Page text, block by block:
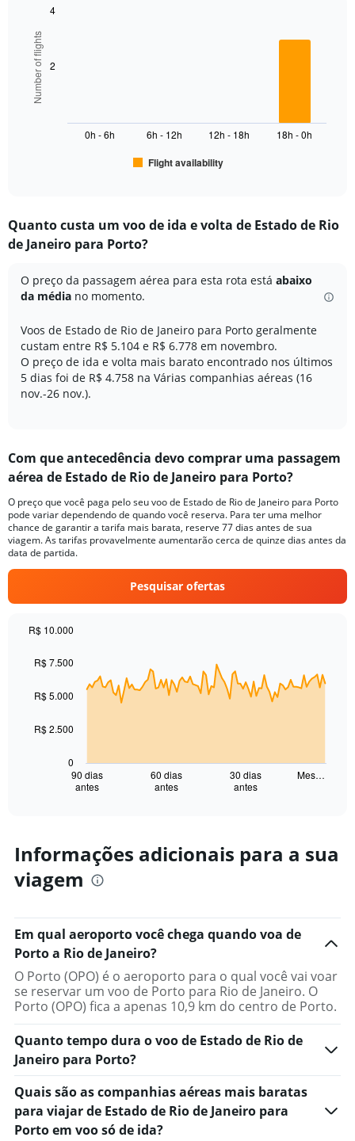
axis
displaying
values.
Range:
chart
with
bars.
The
Range:
6
The
chart
has
Y
axis
displaying
Number
of
to
4.
graphic.
Number of flights
Flight availability
0h - 6h 6h - 12h 12h - 18h 18h - 0h
2
4
Quanto custa um voo de ida e volta de Estado de Rio
de Janeiro para Porto?
O preço da passagem aérea para esta rota está abaixo
da média no momento.
Voos de Estado de Rio de Janeiro para Porto geralmente
custam entre R$ 5.104 e R$ 6.778 em novembro.
O preço de ida e volta mais barato encontrado nos últimos
5 dias foi de R$ 4.758 na Várias companhias aéreas (16
nov.-26 nov.).
Com que antecedência devo comprar uma passagem
aérea de Estado de Rio de Janeiro para Porto?
O preço que você paga pelo seu voo de Estado de Rio de Janeiro para Porto
pode variar dependendo de quando você reserva. Para ter uma melhor
chance de garantir a tarifa mais barata, reserve 77 dias antes de sua
viagem. As tarifas provavelmente aumentarão cerca de quinze dias antes da
data de partida.
Pesquisar ofertas
with
points.
The
Range:
91
categories.
has
1
Y
axis
displaying
values.
Range:
0
to
10000.
graphic.
90 dias
antes
60 dias
antes
30 dias
antes
Mes…
0
R$ 2.500
R$ 5.000
R$ 7.500
R$ 10.000
Informações adicionais para a sua
viagem
Em qual aeroporto você chega quando voa de
Porto a Rio de Janeiro?
O Porto (OPO) é o aeroporto para o qual você vai voar
se reservar um voo de Porto para Rio de Janeiro. O
Porto (OPO) fica a apenas 10,9 km do centro de Porto.
Quanto tempo dura o voo de Estado de Rio de
Janeiro para Porto?
Quais são as companhias aéreas mais baratas
para viajar de Estado de Rio de Janeiro para
Porto em voo só de ida?